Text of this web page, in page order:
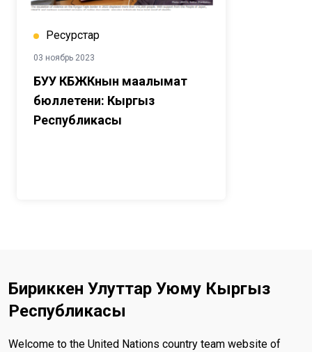
Ресурстар
03 ноябрь 2023
БУУ КБЖКнын маалымат
бюллетени: Кыргыз
Республикасы
Бириккен Улуттар Уюму Кыргыз
Республикасы
Welcome to the United Nations country team website of